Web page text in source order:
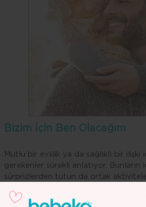
Bizim İçin Ben Olacağım
Mutlu bir evlilik ya da sağlıklı bir ilişki
gerekenler sürekli anlatıyor. Bunların
sürprizlerden tutun da ortak
temel şartı ‘farklı yaşam alanları’ dır.